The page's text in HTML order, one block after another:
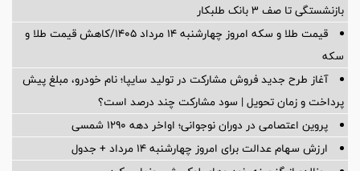
بازنشستگی تا صف ۳ بانک طلبکار
قیمت طلا و سکه امروز چهارشنبه ۱۴ مرداد ۱۴۰۵/کاهش قیمت طلا و
سکه
آغاز طرح جدید فروش مشارکت در تولید سایپا؛ نام خودرو، مبلغ پیش
پرداخت و زمان تحویل | سود مشارکت چند درصد است؟
پروین اعتصامی در دوران نوجوانی؛ اواخر دهه ۱۲۹۰ شمسی
ارزش سهام عدالت برای امروز چهارشنبه ۱۴ مرداد + جدول